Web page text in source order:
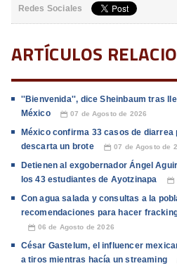
Redes Sociales
ARTÍCULOS
''Bienvenida'', dice Sheinbaum tras
México
📅 07 de Agosto de 2026
México confirma 33 casos de
descarta un brote
📅 07 de Agosto de
Detienen al exgobernador Ángel
los 43 estudiantes de Ayotzinapa
📅
Con agua salada y consultas a la
recomendaciones para hacer
📅 06 de Agosto de 2026
César Gastelum, el influencer
a tiros mientras hacía un streaming